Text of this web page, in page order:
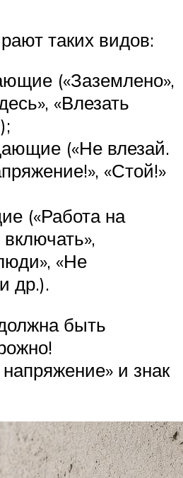
таких видов:
(«Заземлено»,
«Влезать
(«Не влезай.
«Стой!»
(«Работа на
«Не
др.).
быть
и знак